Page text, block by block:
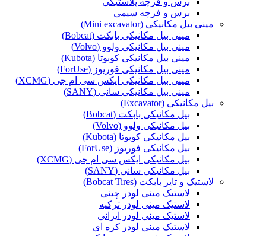
برس و فرچه سیمی
مینی بیل مکانیکی (Mini excavator)
مینی بیل مکانیکی بابکت (Bobcat)
مینی بیل مکانیکی ولوو (Volvo)
مینی بیل مکانیکی کوبوتا (Kubota)
مینی بیل مکانیکی فوریوز (ForUse)
مینی بیل مکانیکی ایکس سی ام جی (XCMG)
مینی بیل مکانیکی سانی (SANY)
بیل مکانیکی (Excavator)
بیل مکانیکی بابکت (Bobcat)
بیل مکانیکی ولوو (Volvo)
بیل مکانیکی کوبوتا (Kubota)
بیل مکانیکی فوریوز (ForUse)
بیل مکانیکی ایکس سی ام جی (XCMG)
بیل مکانیکی سانی (SANY)
لاستیک و تایر بابکت (Bobcat Tires)
لاستیک مینی لودر چینی
لاستیک مینی لودر ترکیه
لاستیک مینی لودر ایرانی
لاستیک مینی لودر کره ای